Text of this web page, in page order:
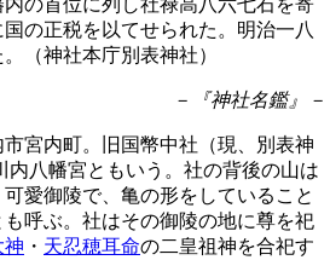
の首位に列し社禄高八六七石を寄
の正税を以てせられた。明治一八
（神社本庁別表神社）
－『神社名鑑』－
宮内町。旧国幣中社（現、別表神
内八幡宮ともいう。社の背後の山は
愛御陵で、亀の形をしていること
呼ぶ。社はその御陵の地に尊を祀
神 ・ 天忍穂耳命の二皇祖神を合祀す